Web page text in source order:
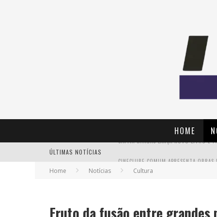
HOME
ÚLTIMAS NOTÍCIAS
Home Notícias Cultura
Fruto da fusão entre grandes